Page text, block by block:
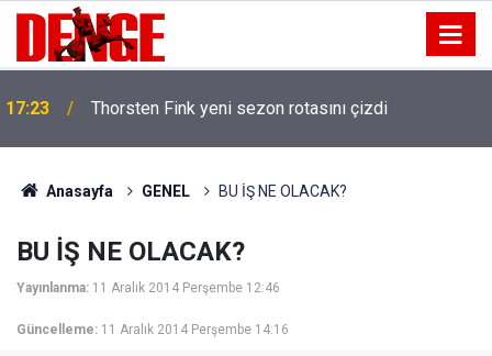
17:23 Thorsten Fink yeni sezon rotasını çizdi
Anasayfa GENEL BU İŞ NE OLACAK?
BU İŞ NE OLACAK?
Yayınlanma: 11 Aralık 2014 Perşembe 12:46
Güncelleme: 11 Aralık 2014 Perşembe 14:16